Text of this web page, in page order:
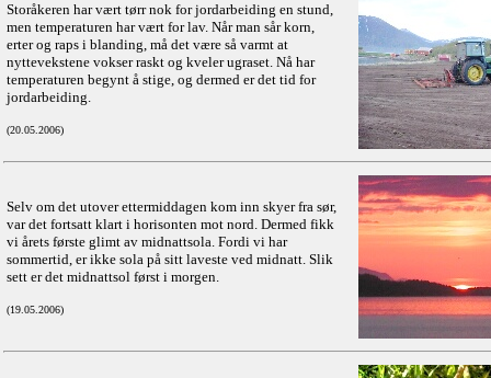
Storåkeren har vært tørr nok for jordarbeiding en stund,
men temperaturen har vært for lav. Når man sår korn,
erter og raps i blanding, må det være så varmt at
nyttevekstene vokser raskt og kveler ugraset. Nå har
temperaturen begynt å stige, og dermed er det tid for
jordarbeiding.
(20.05.2006)
Selv om det utover ettermiddagen kom inn skyer fra sør,
var det fortsatt klart i horisonten mot nord. Dermed fikk
vi årets første glimt av midnattsola. Fordi vi har
sommertid, er ikke sola på sitt laveste ved midnatt. Slik
sett er det midnattsol først i morgen.
(19.05.2006)